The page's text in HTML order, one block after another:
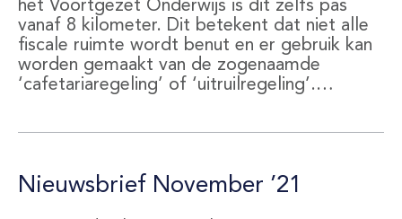
het Voortgezet Onderwijs is dit zelfs pas
vanaf 8 kilometer. Dit betekent dat niet alle
fiscale ruimte wordt benut en er gebruik kan
worden gemaakt van de zogenaamde
‘cafetariaregeling’ of ‘uitruilregeling’.…
Nieuwsbrief November ’21